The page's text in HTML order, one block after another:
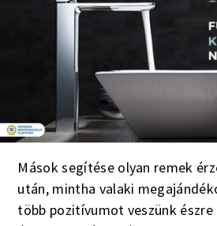
Mások segítése olyan remek
után, mintha valaki
több pozitívumot veszünk észre